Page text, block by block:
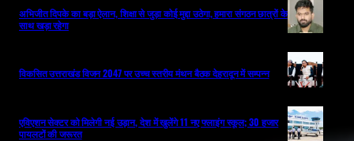
अभिजीत दिपके का बड़ा ऐलान, शिक्षा से जुड़ा कोई मुद्दा उठेगा, हमारा संगठन छात्रों के
साथ खड़ा रहेगा
विकसित उत्तराखंड विजन 2047 पर उच्च स्तरीय मंथन बैठक देहरादून में सम्पन्न
एविएशन सेक्टर को मिलेगी नई उड़ान, देश में खुलेंगे 11 नए फ्लाइंग स्कूल; 30 हजार
पायलटों की जरूरत